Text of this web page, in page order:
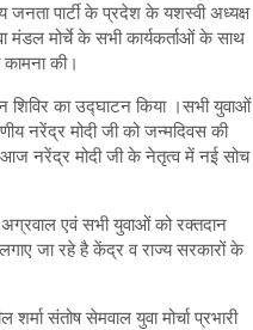
जनता पार्टी के प्रदेश के यशस्वी अध्यक्ष
मंडल मोर्चे के सभी कार्यकर्ताओं के साथ
की।
शिविर का उद्घाटन किया ।सभी युवाओं
नरेंद्र मोदी जी को जन्मदिवस की
नरेंद्र मोदी जी के नेतृत्व में नई सोच
एवं सभी युवाओं को रक्तदान
जा रहे है केंद्र व राज्य सरकारों के
संतोष सेमवाल युवा मोर्चा प्रभारी